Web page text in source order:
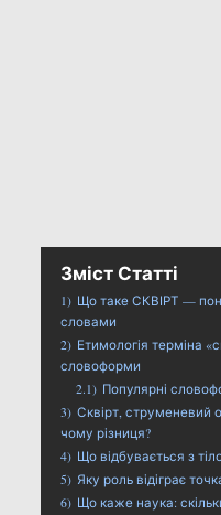
Зміст Статті
1) Що таке СКВІРТ —
словами
2) Етимологія терміна
словоформи
2.1) Популярні
3) Сквірт, струменевий
чому різниця?
4) Що відбувається з
5) Яку роль відіграє
6) Що каже наука: